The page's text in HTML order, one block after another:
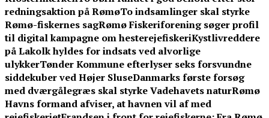
redningsaktion på RømøTo indsamlinger skal styrke
Rømø-fiskernes sagRømø Fiskeriforening søger profil
til digital kampagne om hesterejefiskeriKystlivreddere
på Lakolk hyldes for indsats ved alvorlige
ulykkerTønder Kommune efterlyser seks forsvundne
siddekuber ved Højer SluseDanmarks første forsøg
med dværgålegræs skal styrke Vadehavets naturRømø
Havns formand afviser, at havnen vil af med